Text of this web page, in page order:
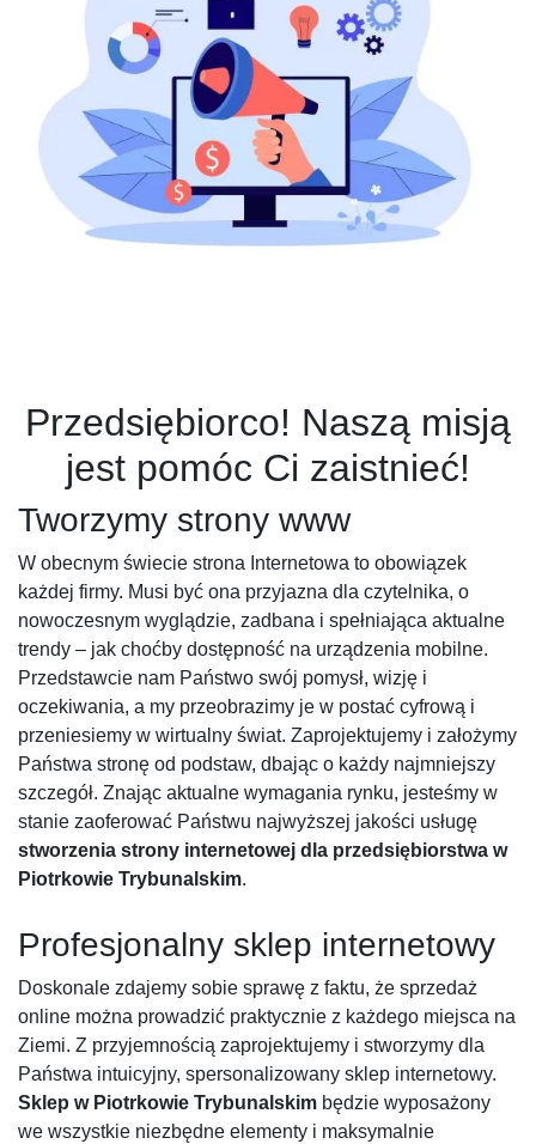
Przedsiębiorco! Naszą misją
jest pomóc Ci zaistnieć!
Tworzymy strony www
W obecnym świecie strona Internetowa to obowiązek
każdej firmy. Musi być ona przyjazna dla czytelnika, o
nowoczesnym wyglądzie, zadbana i spełniająca aktualne
trendy – jak choćby dostępność na urządzenia mobilne.
Przedstawcie nam Państwo swój pomysł, wizję i
oczekiwania, a my przeobrazimy je w postać cyfrową i
przeniesiemy w wirtualny świat. Zaprojektujemy i założymy
Państwa stronę od podstaw, dbając o każdy najmniejszy
szczegół. Znając aktualne wymagania rynku, jesteśmy w
stanie zaoferować Państwu najwyższej jakości usługę
stworzenia strony internetowej dla przedsiębiorstwa w
Piotrkowie Trybunalskim.
Profesjonalny sklep internetowy
Doskonale zdajemy sobie sprawę z faktu, że sprzedaż
online można prowadzić praktycznie z każdego miejsca na
Ziemi. Z przyjemnością zaprojektujemy i stworzymy dla
Państwa intuicyjny, spersonalizowany sklep internetowy.
Sklep w Piotrkowie Trybunalskim będzie wyposażony
we wszystkie niezbędne elementy i maksymalnie